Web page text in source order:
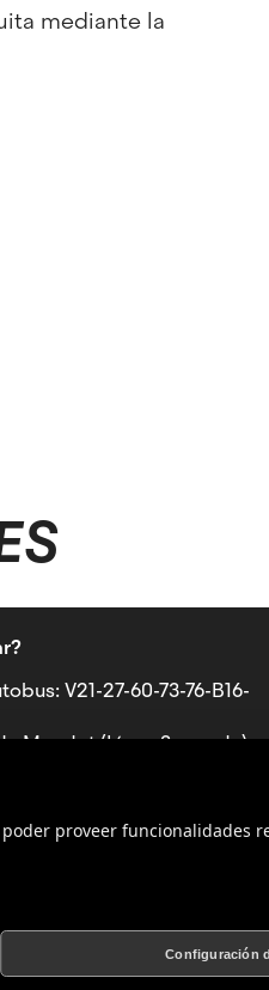
mediante la
V21-27-60-73-76-B16-
Mundet (Línea 3 - verde)
proveer funcionalidades
Configuración